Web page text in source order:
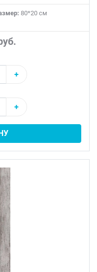
80*20 см
+
+